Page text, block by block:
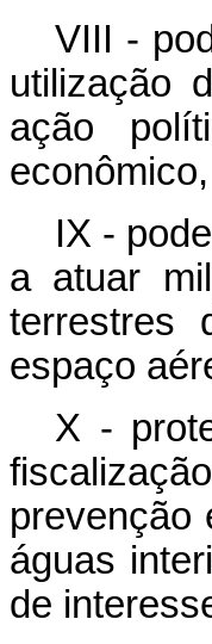
VIII -
utilização
ação
IX -
a atuar
terrestres
espaço
X -
prevenção
águas
de